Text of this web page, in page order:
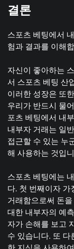
결론
스포츠 베팅에서
험과 결과를 이해
자신이 좋아하는
서 스포츠 베팅 산
이러한 성장은 또
우리가 반드시 물
포츠 베팅에서 내
내부자 거래는 일
접근할 수 있는 누
해 사용하는 것입
스포츠 베팅에는
다. 첫 번째이자
거래함으로써 돈
대한 내부자의 예
자가 손해를 보고
수 있습니다. 또 다